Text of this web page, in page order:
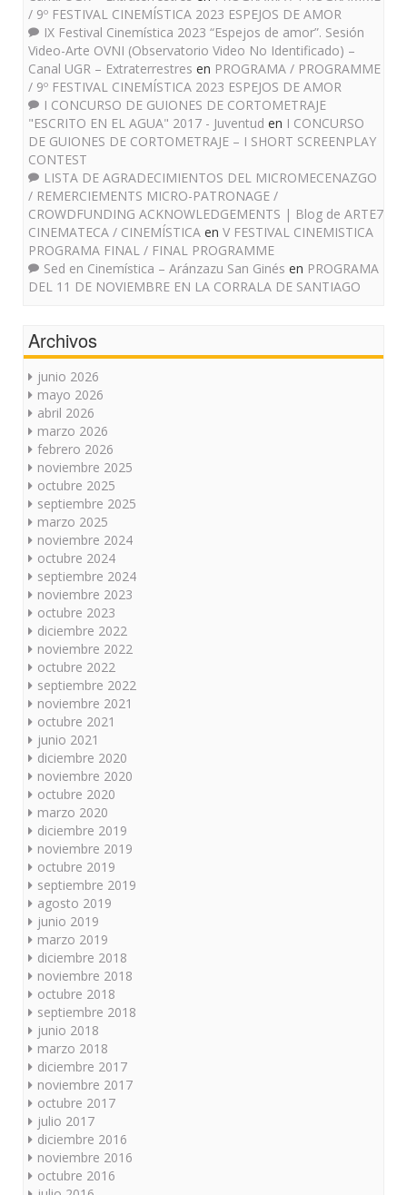
/ 9º FESTIVAL CINEMÍSTICA 2023 ESPEJOS DE AMOR
IX Festival Cinemística 2023 “Espejos de amor”. Sesión
Video-Arte OVNI (Observatorio Video No Identificado) –
Canal UGR – Extraterrestres en PROGRAMA / PROGRAMME
/ 9º FESTIVAL CINEMÍSTICA 2023 ESPEJOS DE AMOR
I CONCURSO DE GUIONES DE CORTOMETRAJE
"ESCRITO EN EL AGUA" 2017 - Juventud en I CONCURSO
DE GUIONES DE CORTOMETRAJE – I SHORT SCREENPLAY
CONTEST
LISTA DE AGRADECIMIENTOS DEL MICROMECENAZGO
/ REMERCIEMENTS MICRO-PATRONAGE /
CROWDFUNDING ACKNOWLEDGEMENTS | Blog de ARTE7
CINEMATECA / CINEMÍSTICA en V FESTIVAL CINEMISTICA
PROGRAMA FINAL / FINAL PROGRAMME
Sed en Cinemística – Aránzazu San Ginés en PROGRAMA
DEL 11 DE NOVIEMBRE EN LA CORRALA DE SANTIAGO
Archivos
junio 2026
mayo 2026
abril 2026
marzo 2026
febrero 2026
noviembre 2025
octubre 2025
septiembre 2025
marzo 2025
noviembre 2024
octubre 2024
septiembre 2024
noviembre 2023
octubre 2023
diciembre 2022
noviembre 2022
octubre 2022
septiembre 2022
noviembre 2021
octubre 2021
junio 2021
diciembre 2020
noviembre 2020
octubre 2020
marzo 2020
diciembre 2019
noviembre 2019
octubre 2019
septiembre 2019
agosto 2019
junio 2019
marzo 2019
diciembre 2018
noviembre 2018
octubre 2018
septiembre 2018
junio 2018
marzo 2018
diciembre 2017
noviembre 2017
octubre 2017
julio 2017
diciembre 2016
noviembre 2016
octubre 2016